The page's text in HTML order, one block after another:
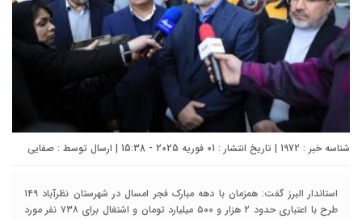
شناسه خبر : 1972 | تاریخ انتشار : 01 فوریه 2025 - 15:38 | ارسال توسط : صفایی
استاندار البرز گفت: همزمان با دهه مبارک فجر امسال در شهرستان نظرآباد ۱۴۹
طرح با اعتباری حدود ۲ هزار و ۵۰۰ میلیارد تومان و اشتغال برای ۷۳۸ نفر مورد